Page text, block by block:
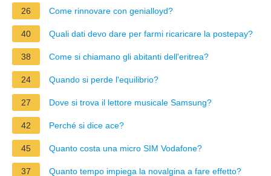
26 Come rinnovare con genialloyd?
40 Quali dati devo dare per farmi ricaricare la postepay?
38 Come si chiamano gli abitanti dell'eritrea?
24 Quando si perde l'equilibrio?
27 Dove si trova il lettore musicale Samsung?
42 Perché si dice ace?
45 Quanto costa una micro SIM Vodafone?
37 Quanto tempo impiega la novalgina a fare effetto?